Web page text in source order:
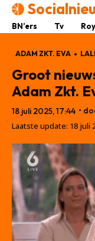
BN’ers Tv
ADAM ZKT. EVA
Groot
Adam Zkt.
18 juli 2025, 17:44 •
Laatste update: 18 juli